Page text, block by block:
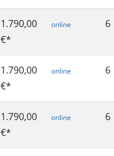
1.790,00
€*
online 6
1.790,00
€*
online 6
1.790,00
€*
online 6